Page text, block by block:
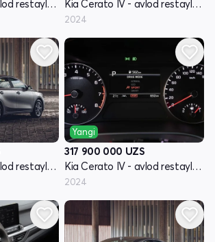
Kia Cerato IV - avlod restayling
Kia Cerato IV - avlod restayling
2024
Kia Cerato IV - avlod restayling
Yangi
317 900 000 UZS
Kia Cerato IV - avlod restayling
2024